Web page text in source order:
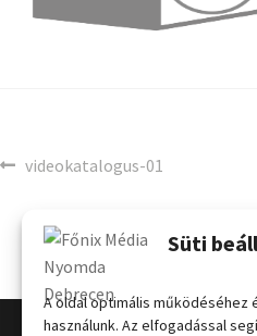
Süti
A oldal optimális működéséhez
használunk. Az elfogadással
videokatalogus-01